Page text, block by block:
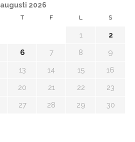
augusti 2026
T F L S
1
2
6 7 8
9
13 14 15
16
20 21 22
23
27 28 29
30